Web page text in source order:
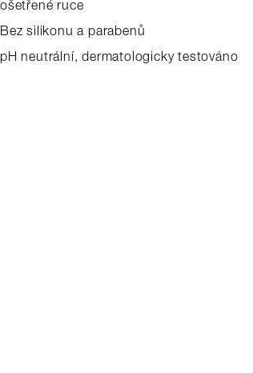
ošetřené ruce
Bez silikonu a parabenů
pH neutrální, dermatologicky testováno